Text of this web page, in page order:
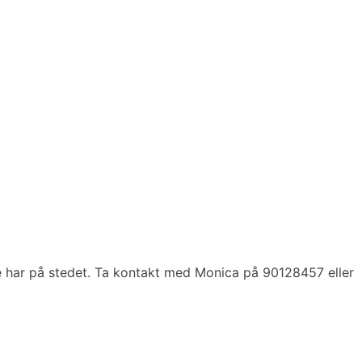
på stedet. Ta kontakt med Monica på 90128457 eller